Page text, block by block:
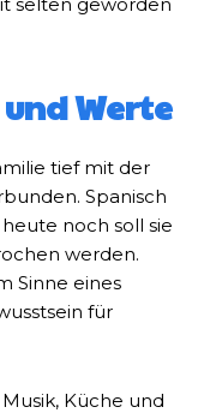
Werte
tief mit der
Spanisch
noch soll sie
werden.
Sinne eines
für
Küche und